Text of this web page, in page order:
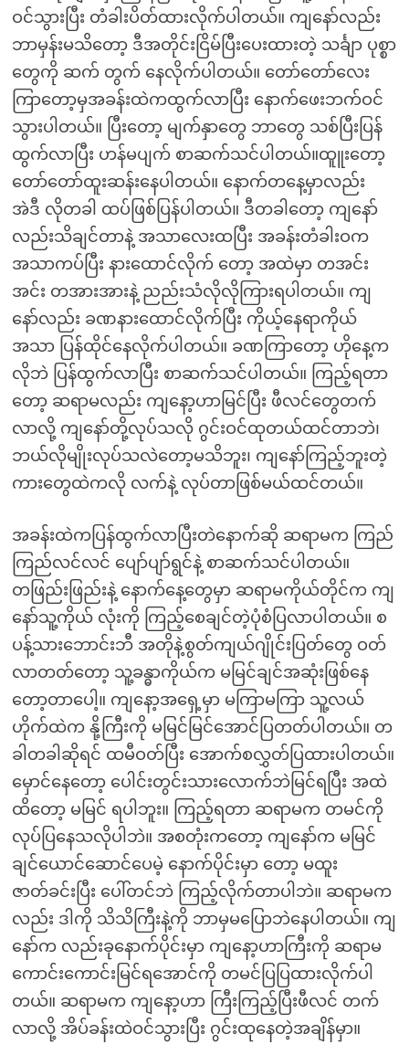
ဝင်သွားပြီး တံခါးပိတ်ထားလိုက်ပါတယ်။ ကျနော်လည်း
ဘာမှန်းမသိတော့ ဒီအတိုင်းငြိမ်ပြီးပေးထားတဲ့ သင်္ချာ ပုစ္စာ
တွေကို ဆက် တွက် နေလိုက်ပါတယ်။ တော်တော်လေး
ကြာတော့မှအခန်းထဲကထွက်လာပြီး နောက်ဖေးဘက်ဝင်
သွားပါတယ်။ ပြီးတော့ မျက်နှာတွေ ဘာတွေ သစ်ပြီးပြန်
ထွက်လာပြီး ဟန်မပျက် စာဆက်သင်ပါတယ်။ထူူးတော့
တော်တော်ထူးဆန်းနေပါတယ်။ နောက်တနေ့မှာလည်း
အဲဒီ လိုတခါ ထပ်ဖြစ်ပြန်ပါတယ်။ ဒီတခါတော့ ကျနော်
လည်းသိချင်တာနဲ့ အသာလေးထပြီး အခန်းတံခါးဝက
အသာကပ်ပြီး နားထောင်လိုက် တော့ အထဲမှာ တအင်း
အင်း တအားအားနဲ့ ညည်းသံလိုလိုကြားရပါတယ်။ ကျ
နော်လည်း ခဏနားထောင်လိုက်ပြီး ကိုယ့်နေရာကိုယ်
အသာ ပြန်ထိုင်နေလိုက်ပါတယ်။ ခဏကြာတော့ ဟိုနေ့က
လိုဘဲ ပြန်ထွက်လာပြီး စာဆက်သင်ပါတယ်။ ကြည့်ရတာ
တော့ ဆရာမလည်း ကျနော့ဟာမြင်ပြီး ဖီလင်တွေတက်
လာလို့ ကျနော်တို့လုပ်သလို ဂွင်းဝင်ထုတယ်ထင်တာဘဲ၊
ဘယ်လိုမျိုးလုပ်သလဲတော့မသိဘူး၊ ကျနော်ကြည့်ဘူးတဲ့
ကားတွေထဲကလို လက်နဲ့ လုပ်တာဖြစ်မယ်ထင်တယ်။
အခန်းထဲကပြန်ထွက်လာပြီးတဲနောက်ဆို ဆရာမက ကြည်
ကြည်လင်လင် ပျော်ပျာ်ရွင်နဲ့ စာဆက်သင်ပါတယ်။
တဖြည်းဖြည်းနဲ့ နောက်နေ့တွေမှာ ဆရာမကိုယ်တိုင်က ကျ
နော်သူ့ကိုယ် လုံးကို ကြည့်စေချင်တဲ့ပုံစံပြလာပါတယ်။ စ
ပန့်သားဘောင်းဘီ အတိုနဲ့စွတ်ကျယ်ဂျိုင်းပြတ်တွေ ဝတ်
လာတတ်တော့ သူ့ခန္ဓာကိုယ်က မမြင်ချင်အဆုံးဖြစ်နေ
တော့တာပေါ့။ ကျနော့အရှေ့မှာ မကြာမကြာ သူ့လယ်
ဟိုက်ထဲက နို့ကြီးကို မမြင်မြင်အောင်ပြတတ်ပါတယ်။ တ
ခါတခါဆိုရင် ထမီဝတ်ပြီး အောက်စလွှတ်ပြထားပါတယ်။
မှောင်နေတော့ ပေါင်းတွင်းသားလောက်ဘဲမြင်ရပြီး အထဲ
ထိတော့ မမြင် ရပါဘူး။ ကြည့်ရတာ ဆရာမက တမင်ကို
လုပ်ပြနေသလိုပါဘဲ။ အစတုံးကတော့ ကျနော်က မမြင်
ချင်ယောင်ဆောင်ပေမဲ့ နောက်ပိုင်းမှာ တော့ မထူး
ဇာတ်ခင်းပြီး ပေါ်တင်ဘဲ ကြည့်လိုက်တာပါဘဲ။ ဆရာမက
လည်း ဒါကို သိသိကြီးနဲ့ကို ဘာမှမပြောဘဲနေပါတယ်။ ကျ
နော်က လည်းခုနောက်ပိုင်းမှာ ကျနော့ဟာကြီးကို ဆရာမ
ကောင်းကောင်းမြင်ရအောင်ကို တမင်ပြပြထားလိုက်ပါ
တယ်။ ဆရာမက ကျနော့ဟာ ကြီးကြည့်ပြီးဖီလင် တက်
လာလို့ အိပ်ခန်းထဲဝင်သွားပြီး ဂွင်းထုနေတဲ့အချိန်မှာ။